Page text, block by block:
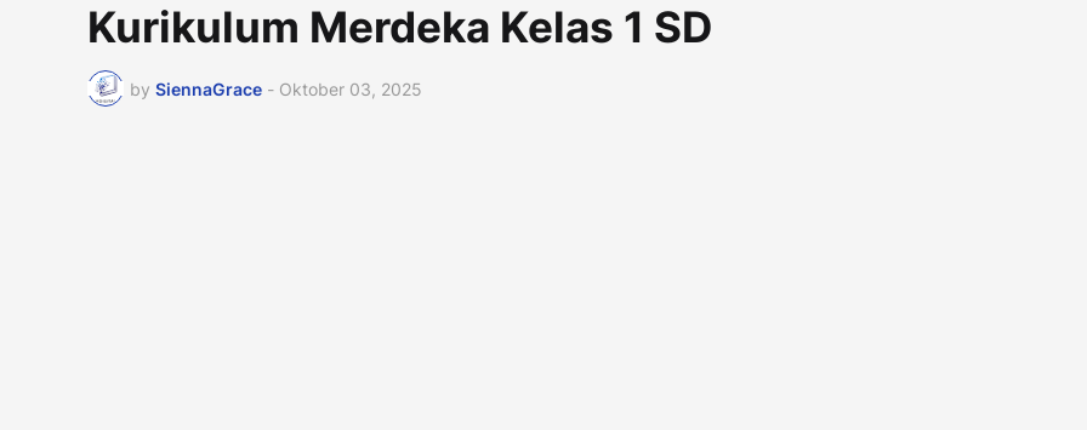
Kurikulum Merdeka Kelas 1 SD
by SiennaGrace - Oktober 03, 2025